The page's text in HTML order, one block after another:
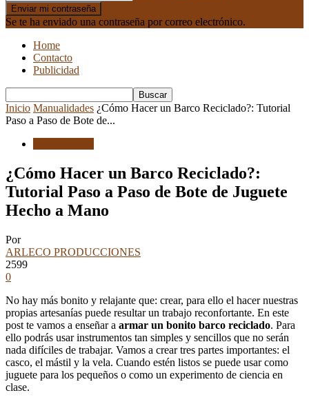
Se te ha enviado una contraseña por correo electrónico.
Home
Contacto
Publicidad
Inicio Manualidades ¿Cómo Hacer un Barco Reciclado?: Tutorial
Paso a Paso de Bote de...
¿Cómo Hacer un Barco Reciclado?:
Tutorial Paso a Paso de Bote de Juguete
Hecho a Mano
Por
ARLECO PRODUCCIONES
2599
0
No hay más bonito y relajante que: crear, para ello el hacer nuestras
propias artesanías puede resultar un trabajo reconfortante. En este
post te vamos a enseñar a armar un bonito barco reciclado. Para
ello podrás usar instrumentos tan simples y sencillos que no serán
nada difíciles de trabajar. Vamos a crear tres partes importantes: el
casco, el mástil y la vela. Cuando estén listos se puede usar como
juguete para los pequeños o como un experimento de ciencia en
clase.